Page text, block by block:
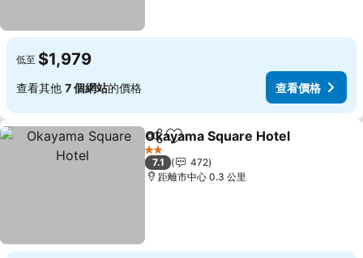
低至 $1,979
查看其他 7 個網站的價格 查看價格
分享 加入我的最愛
Okayama Square Hotel
2 星級
7.1
472
距離市中心 0.3 公里